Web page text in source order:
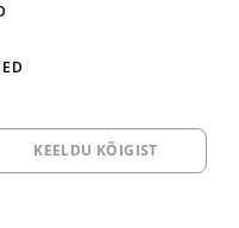
JÄTA
MÄNGIMISTKEELDU KÕIGIST